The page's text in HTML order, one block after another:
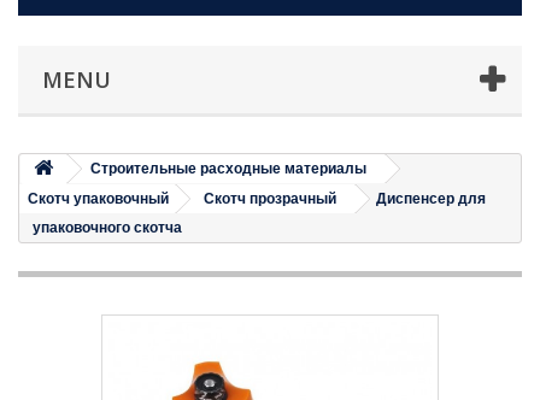
MENU
Строительные расходные материалы
Скотч упаковочный
Скотч прозрачный
Диспенсер для
упаковочного скотча